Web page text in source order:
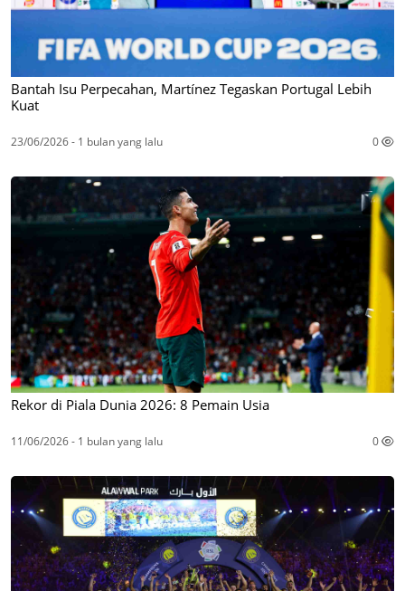
Bantah Isu Perpecahan, Martínez Tegaskan Portugal Lebih
Kuat
23/06/2026 - 1 bulan yang lalu 0
Rekor di Piala Dunia 2026: 8 Pemain Usia
11/06/2026 - 1 bulan yang lalu 0